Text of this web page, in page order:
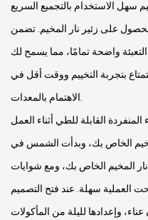
سهل الاستخدام بالتجميع السريع
على زئير نار المخيم. تضمن
واضحة تمامًا، مما يسمح لك
بتجربة التخييم ووقت أقل في
الخاص بك، وبدأت الشمس في
المخيم الخاص بك، ومع شوايات
العملية سهلة. عند فتح التصميم
وإعدادها لليلة من المأكولات